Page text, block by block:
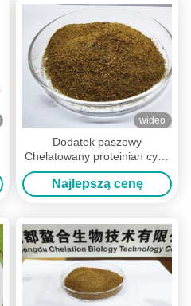
wideo
Dodatek paszowy
Chelatowany proteinian cynk
Zn w proszku z surowym
białkiem do młyna
paszowego
Najlepszą cenę